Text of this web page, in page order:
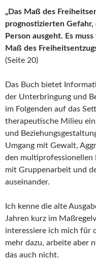
„Das Maß des
prognostizierten
Person ausgeht. Es
Maß des
(Seite 20)
Das Buch bietet
der Unterbringung und
im Folgenden auf das
therapeutische Milieu
und
Umgang mit Gewalt,
den multiprofessionellen
mit Gruppenarbeit und
auseinander.
Ich kenne die alte
Jahren kurz im
interessiere ich mich für
mehr dazu, arbeite aber
das auch nicht.